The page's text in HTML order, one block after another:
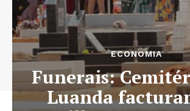
ECONOMIA
Funerais:
Luanda